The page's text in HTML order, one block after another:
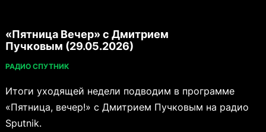
«Пятница Вечер» с Дмитрием
Пучковым (29.05.2026)
РАДИО СПУТНИК
Итоги уходящей недели подводим в программе
«Пятница, вечер!» с Дмитрием Пучковым на радио
Sputnik.